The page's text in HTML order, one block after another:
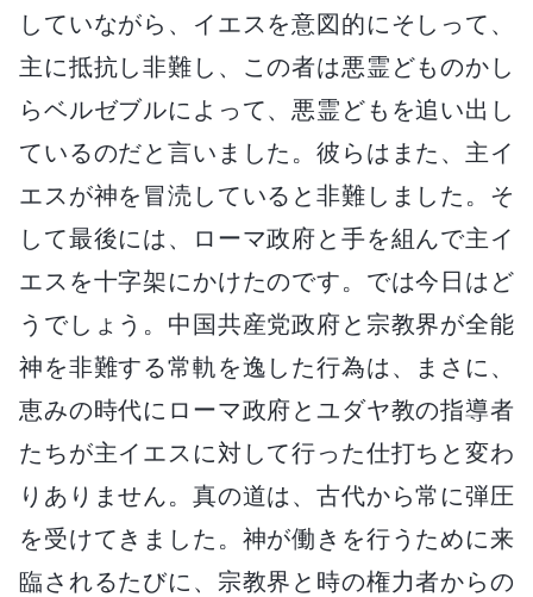
していながら、イエスを意図的にそしって、
主に抵抗し非難し、この者は悪霊どものかし
らベルゼブルによって、悪霊どもを追い出し
ているのだと言いました。彼らはまた、主イ
エスが神を冒涜していると非難しました。そ
して最後には、ローマ政府と手を組んで主イ
エスを十字架にかけたのです。では今日はど
うでしょう。中国共産党政府と宗教界が全能
神を非難する常軌を逸した行為は、まさに、
恵みの時代にローマ政府とユダヤ教の指導者
たちが主イエスに対して行った仕打ちと変わ
りありません。真の道は、古代から常に弾圧
を受けてきました。神が働きを行うために来
臨されるたびに、宗教界と時の権力者からの